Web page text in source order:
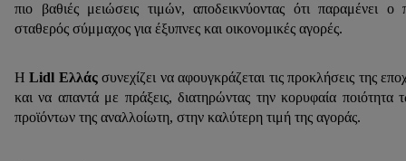
πιο βαθιές μειώσεις τιμών, αποδεικνύοντας ότι παραμένει ο
σταθερός σύμμαχος για έξυπνες και οικονομικές αγορές.
ΗLidl Ελλάςσυνεχίζει να αφουγκράζεται τις προκλήσεις της
και να απαντά με πράξεις, διατηρώντας την κορυφαία ποιότητα
προϊόντων της αναλλοίωτη, στην καλύτερη τιμή της αγοράς.